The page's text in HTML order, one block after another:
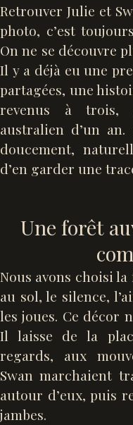
Retrouver Julie et
photo, c’est
On ne se découvre
Il y a déjà eu une
partagées, une
revenus à trois,
australien d’un
doucement,
d’en garder une
Une forêt
Nous avons choisi
au sol, le silence,
les joues. Ce décor
Il laisse de la
regards, aux
Swan marchaient
autour d’eux, puis
jambes.